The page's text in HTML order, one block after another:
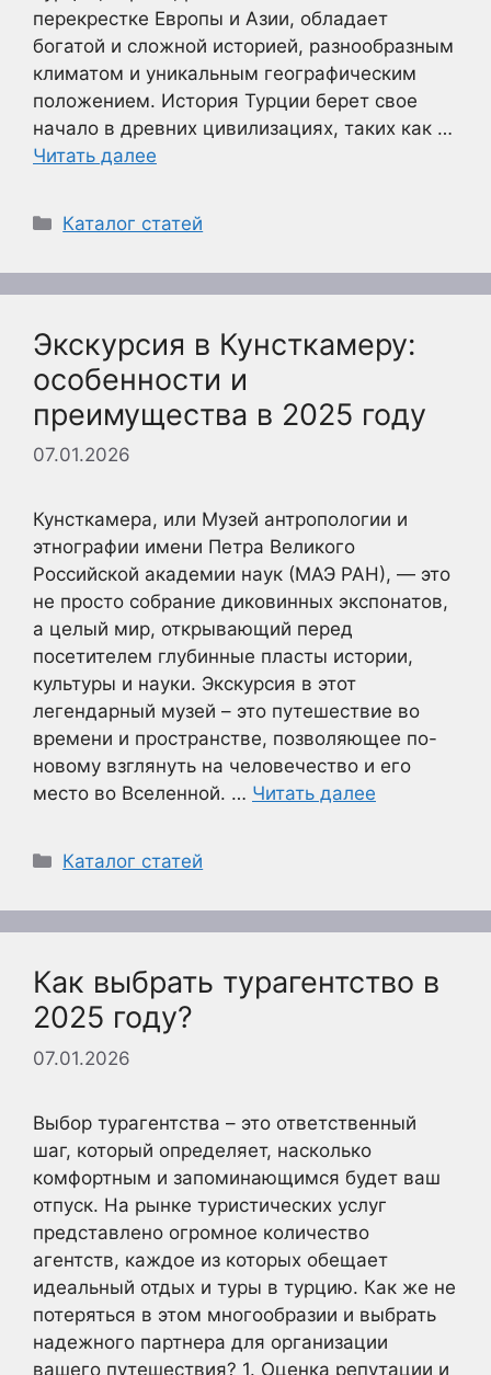
перекрестке Европы и Азии, обладает
богатой и сложной историей, разнообразным
климатом и уникальным географическим
положением. История Турции берет свое
начало в древних цивилизациях, таких как …
Читать далее
Рубрики
Каталог статей
Экскурсия в Кунсткамеру:
особенности и
преимущества в 2025 году
07.01.2026
Кунсткамера, или Музей антропологии и
этнографии имени Петра Великого
Российской академии наук (МАЭ РАН), — это
не просто собрание диковинных экспонатов,
а целый мир, открывающий перед
посетителем глубинные пласты истории,
культуры и науки. Экскурсия в этот
легендарный музей – это путешествие во
времени и пространстве, позволяющее по-
новому взглянуть на человечество и его
место во Вселенной. … Читать далее
Рубрики
Каталог статей
Как выбрать турагентство в
2025 году?
07.01.2026
Выбор турагентства – это ответственный
шаг, который определяет, насколько
комфортным и запоминающимся будет ваш
отпуск. На рынке туристических услуг
представлено огромное количество
агентств, каждое из которых обещает
идеальный отдых и туры в турцию. Как же не
потеряться в этом многообразии и выбрать
надежного партнера для организации
вашего путешествия? 1. Оценка репутации и